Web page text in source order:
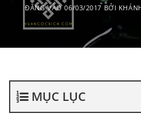
ĐĂNG VÀO06/03/2017 BỞI
MỤC LỤC